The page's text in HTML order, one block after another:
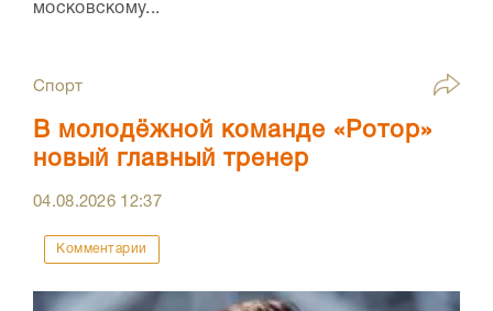
московскому...
Спорт
В молодёжной команде «Ротор»
новый главный тренер
04.08.2026 12:37
Комментарии